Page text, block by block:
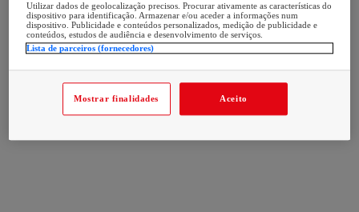
Utilizar dados de geolocalização precisos. Procurar ativamente as características do
dispositivo para identificação. Armazenar e/ou aceder a informações num
dispositivo. Publicidade e conteúdos personalizados, medição de publicidade e
conteúdos, estudos de audiência e desenvolvimento de serviços.
Lista de parceiros (fornecedores)
Mostrar finalidades Aceito